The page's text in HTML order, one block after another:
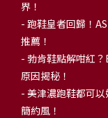
界！
- 跑鞋皇者回歸！
推薦！
- 勃肯鞋點解咁紅
原因揭秘！
- 美津濃跑鞋都可
簡約風！